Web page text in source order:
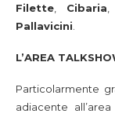
Filette
Cibaria
Pallavicini
L’AREA
Particolarmente
adiacente